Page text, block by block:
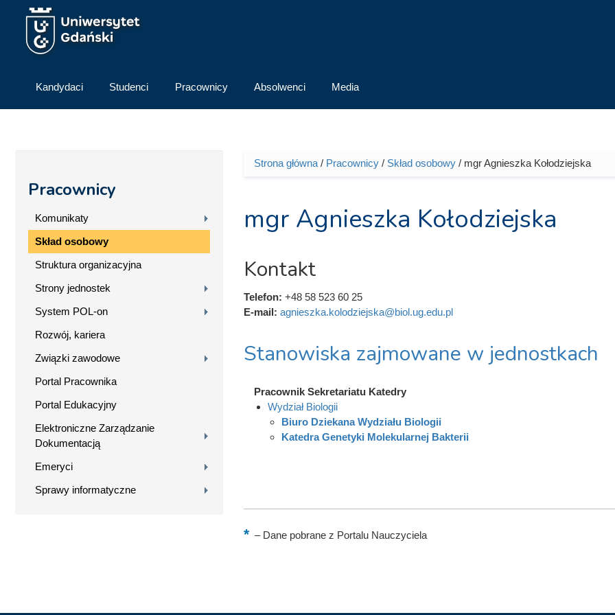
Przejdź do treści
Kandydaci Studenci Pracownicy Absolwenci Media
Pracownicy
Komunikaty
Skład osobowy
Struktura organizacyjna
Strony jednostek
System POL-on
Rozwój, kariera
Związki zawodowe
Portal Pracownika
Portal Edukacyjny
Elektroniczne Zarządzanie
Dokumentacją
Emeryci
Sprawy informatyczne
Jesteś tutaj
Strona główna/ Pracownicy/ Skład osobowy/ mgr Agnieszka Kołodziejska
mgr Agnieszka Kołodziejska
Kontakt
Telefon: +48 58 523 60 25
E-mail: agnieszka.kolodziejska@biol.ug.edu.pl
Stanowiska zajmowane w jednostkach
Pracownik Sekretariatu Katedry
Wydział Biologii
Biuro Dziekana Wydziału Biologii
Katedra Genetyki Molekularnej Bakterii
–Dane pobrane z Portalu Nauczyciela